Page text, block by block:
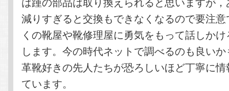
減りすぎると交換もできなくなるので要注
くの靴屋や靴修理屋に勇気をもって話しか
します。今の時代ネットで調べるのも良い
革靴好きの先人たちが恐ろしいほど丁寧に
ています。